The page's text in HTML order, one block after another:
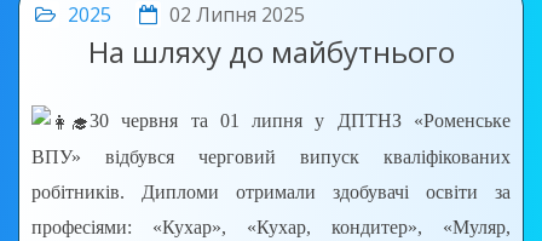
2025 02 Липня 2025
На шляху до майбутнього
30 червня та 01 липня у ДПТНЗ «Роменське
ВПУ» відбувся черговий випуск кваліфікованих
робітників. Дипломи отримали здобувачі освіти за
професіями: «Кухар», «Кухар, кондитер», «Муляр,